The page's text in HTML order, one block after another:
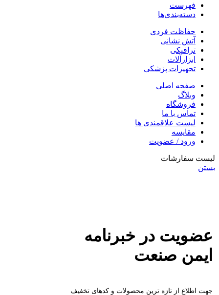
فهرست
دسته‌بندی‌ها
حفاظت فردی
آتش نشانی
ترافیکی
ابزارآلات
تجهیزات پزشکی
صفحه اصلی
وبلاگ
فروشگاه
تماس با ما
لیست علاقمندی ها
مقایسه
ورود / عضویت
لیست سفارشات
بستن
عضویت در خبرنامه
ایمن صنعت
جهت اطلاع از تازه ترین محصولات و کدهای تخفیف